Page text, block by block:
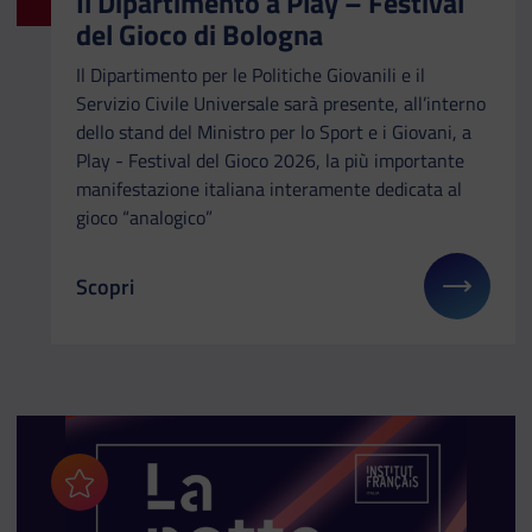
del Gioco di Bologna
Il Dipartimento per le Politiche Giovanili e il
Servizio Civile Universale sarà presente, all’interno
dello stand del Ministro per lo Sport e i Giovani, a
Play - Festival del Gioco 2026, la più importante
manifestazione italiana interamente dedicata al
gioco “analogico”
Il link ti porterà ad avere maggiori dettagli su: Il
Scopri
Aggiungi ai preferiti